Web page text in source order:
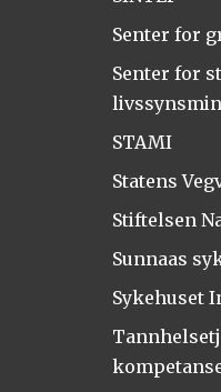
Senter for
Senter for
STAMI
Statens
Stiftelsen
Sunnaas
Sykehuset